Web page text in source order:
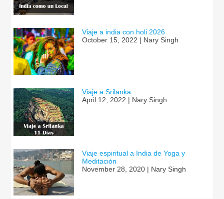
Viaje a india con holi 2026
October 15, 2022 | Nary Singh
Viaje a Srilanka
April 12, 2022 | Nary Singh
Viaje espiritual a India de Yoga y
Meditación
November 28, 2020 | Nary Singh